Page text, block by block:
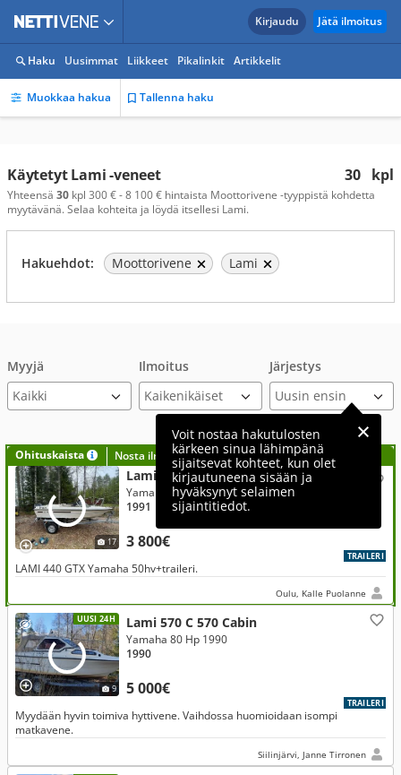
Kirjaudu Jätä ilmoitus
Haku Uusimmat Liikkeet Pikalinkit Artikkelit
Muokkaa hakua Tallenna haku
30 kpl
Käytetyt Lami -veneet
Yhteensä 30 kpl 300 € - 8 100 € hintaista Moottorivene -tyyppistä kohdetta
myytävänä. Selaa kohteita ja löydä itsellesi Lami.
Hakuehdot: Moottorivene Lami
Myyjä Ilmoitus Järjestys
Voit nostaa hakutulosten
kärkeen sinua lähimpänä
sijaitsevat kohteet, kun olet
kirjautuneena sisään ja
hyväksynyt selaimen
sijaintitiedot.
Ohituskaista Nosta ilmoituksesi tähän?
17
Lami 440 GTX
3 800€
Yamaha 50 Hp 1983
1991
TRAILERI
LAMI 440 GTX Yamaha 50hv+traileri.
Oulu, Kalle Puolanne
UUSI 24H
9
Lami 570 C 570 Cabin
5 000€
Yamaha 80 Hp 1990
1990
TRAILERI
Myydään hyvin toimiva hyttivene. Vaihdossa huomioidaan isompi
matkavene.
Siilinjärvi, Janne Tirronen